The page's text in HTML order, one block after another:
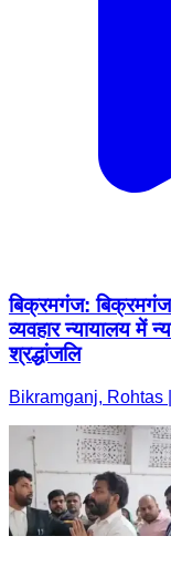
बिक्रमगंज:
व्यवहार न्यायालय में
श्रद्धांजलि
Bikramganj, Rohtas